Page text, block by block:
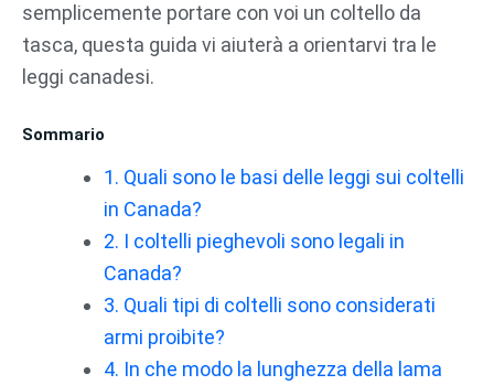
semplicemente portare con voi un coltello da
tasca, questa guida vi aiuterà a orientarvi tra le
leggi canadesi.
Sommario
1. Quali sono le basi delle leggi sui coltelli
in Canada?
2. I coltelli pieghevoli sono legali in
Canada?
3. Quali tipi di coltelli sono considerati
armi proibite?
4. In che modo la lunghezza della lama